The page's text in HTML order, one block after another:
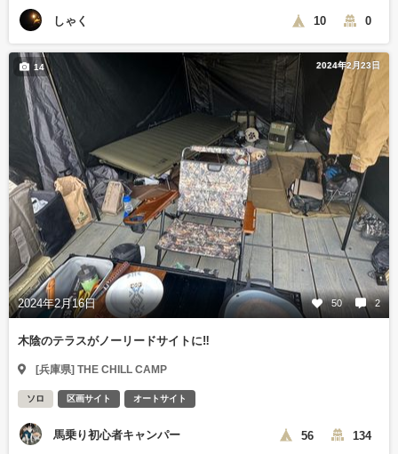
しゃく 10 0
2024年2月23日
2024年2月16日 50 2
14
木陰のテラスがノーリードサイトに‼️
[兵庫県] THE CHILL CAMP
ソロ 区画サイト オートサイト
馬乗り初心者キャンパー 56 134